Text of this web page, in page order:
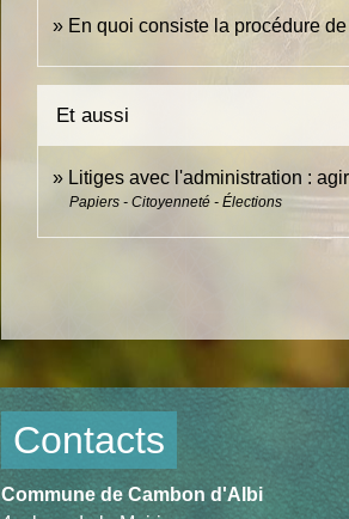
En quoi consiste la procédure
Et aussi
Litiges avec l'administration :
Papiers - Citoyenneté - Élections
Contacts
Commune de Cambon d'Albi